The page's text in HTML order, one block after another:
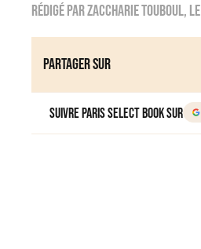
Rédigé parZaccharie TOUBOUL, le
Partager sur
Suivre Paris Select Book sur